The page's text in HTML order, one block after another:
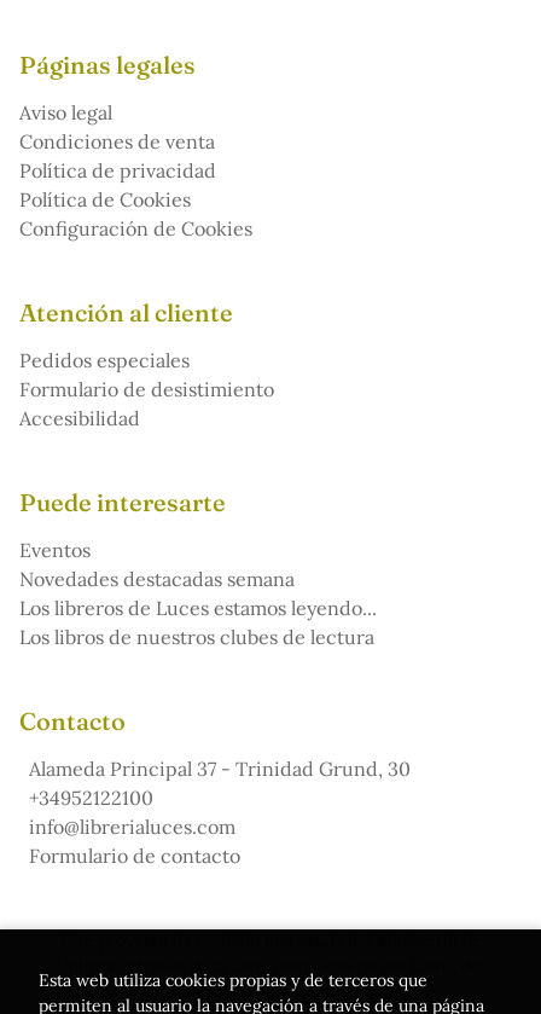
Páginas legales
Aviso legal
Condiciones de venta
Política de privacidad
Política de Cookies
Configuración de Cookies
Atención al cliente
Pedidos especiales
Formulario de desistimiento
Accesibilidad
Puede interesarte
Eventos
Novedades destacadas semana
Los libreros de Luces estamos leyendo...
Los libros de nuestros clubes de lectura
Contacto
Alameda Principal 37 - Trinidad Grund, 30
+34952122100
info@librerialuces.com
Formulario de contacto
Cómic y de la Lectura
Esta web utiliza cookies propias y de terceros que
permiten al usuario la navegación a través de una página